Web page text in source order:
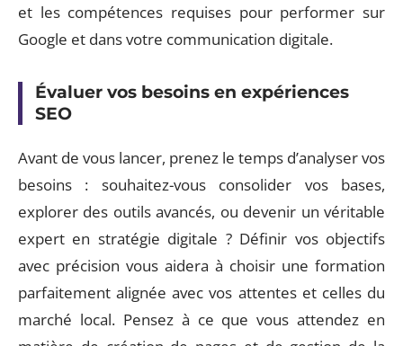
et les compétences requises pour performer sur
Google et dans votre communication digitale.
Évaluer vos besoins en expériences
SEO
Avant de vous lancer, prenez le temps d’analyser vos
besoins : souhaitez-vous consolider vos bases,
explorer des outils avancés, ou devenir un véritable
expert en stratégie digitale ? Définir vos objectifs
avec précision vous aidera à choisir une formation
parfaitement alignée avec vos attentes et celles du
marché local. Pensez à ce que vous attendez en